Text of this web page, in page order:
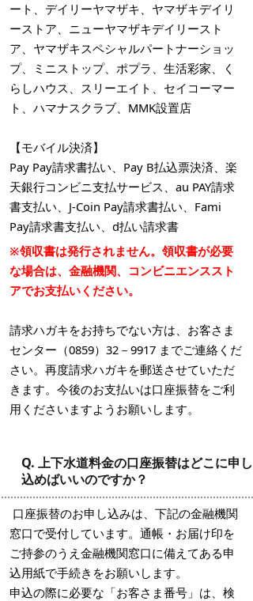
ート、デイリーヤマザキ、ヤマザキデイリ
ーストア、ニューヤマザキデイリースト
ア、ヤマザキスペシャルパートナーショッ
プ、ミニストップ、ポプラ、生活彩家、く
らしハウス、スリーエイト、セイコーマー
ト、ハマナスクラブ、MMK設置店
【モバイル決済】
Pay Pay請求書払い、Pay B払込票決済、楽
天銀行コンビニ支払サービス、au PAY請求
書支払い、J-Coin Pay請求書払い、Fami
Pay請求書支払い、d払い請求書
※領収書は発行されません。領収書が必要
な場合は、金融機関、コンビニエンススト
アでお支払いください。
請求ハガキをお持ちでない方は、お客さま
センター（0859）32－9917 までご連絡くだ
さい。再度請求ハガキを郵送させていただ
きます。今後のお支払いは口座振替をご利
用くださいますようお願いします。
Q. 上下水道料金の口座振替はどこに申し
込めばいいのですか？
口座振替のお申し込みは、下記の金融機関
窓口で受付しています。通帳・お届け印を
ご持参のうえ金融機関窓口に備えてある申
込用紙で手続きをお願いします。
申込の際に必要な「お客さま番号」は、検